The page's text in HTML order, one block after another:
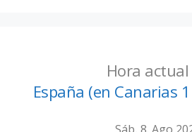
Hora actual
España (en Canarias